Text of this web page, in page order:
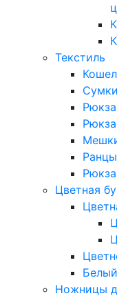
Текстиль
Цветная
Ножницы